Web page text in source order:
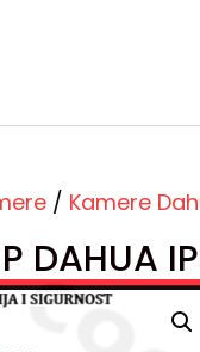
/ Kamere
DAHUA